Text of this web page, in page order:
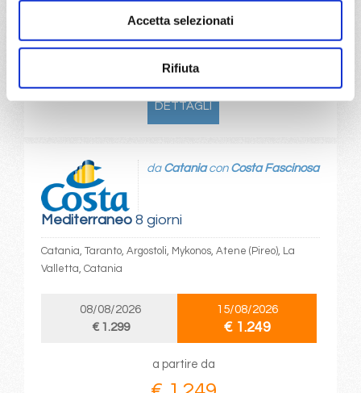
Accetta selezionati
Rifiuta
a partire da
€ 1.223
DETTAGLI
Mediterraneo8 giorni
da Cataniacon Costa Fascinosa
Catania, Taranto, Argostoli, Mykonos, Atene (Pireo), La
Valletta, Catania
08/08/2026
€ 1.299
15/08/2026
€ 1.249
a partire da